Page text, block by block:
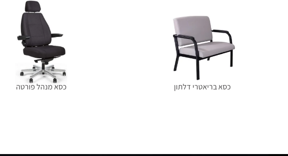
כסא בריאטרי דלתון כסא מנהל פורטה